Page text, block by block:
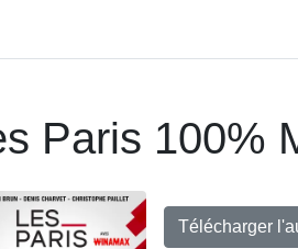
Paris 100%
Télécharger